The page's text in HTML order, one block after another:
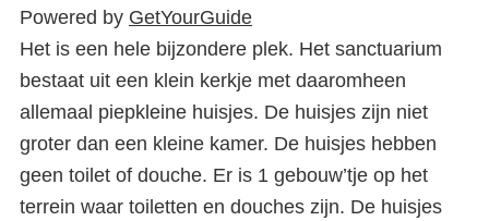
Powered by GetYourGuide
Het is een hele bijzondere plek. Het sanctuarium
bestaat uit een klein kerkje met daaromheen
allemaal piepkleine huisjes. De huisjes zijn niet
groter dan een kleine kamer. De huisjes hebben
geen toilet of douche. Er is 1 gebouw’tje op het
terrein waar toiletten en douches zijn. De huisjes